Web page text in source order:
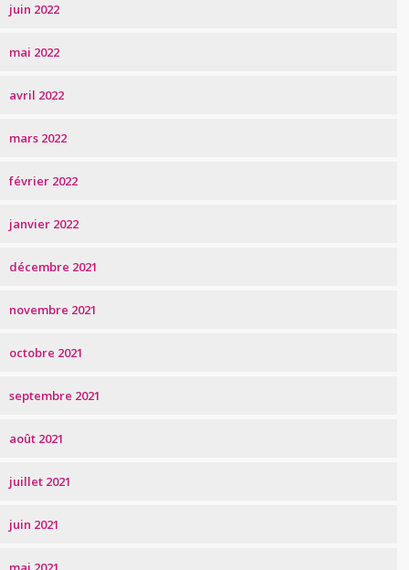
juin 2022
mai 2022
avril 2022
mars 2022
février 2022
janvier 2022
décembre 2021
novembre 2021
octobre 2021
septembre 2021
août 2021
juillet 2021
juin 2021